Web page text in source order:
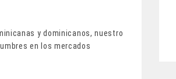
y dominicanos, nuestro
en los mercados